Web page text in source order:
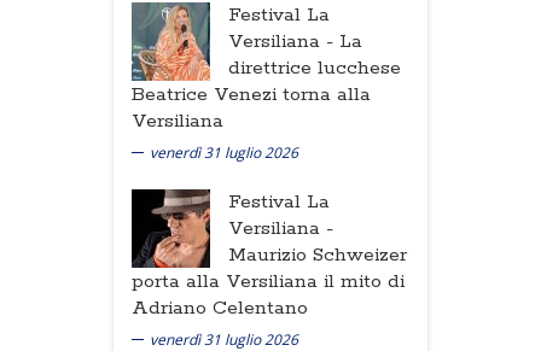
Festival La
Versiliana - La
direttrice lucchese
Beatrice Venezi torna alla
Versiliana
venerdì 31 luglio 2026
Festival La
Versiliana -
Maurizio Schweizer
porta alla Versiliana il mito di
Adriano Celentano
venerdì 31 luglio 2026